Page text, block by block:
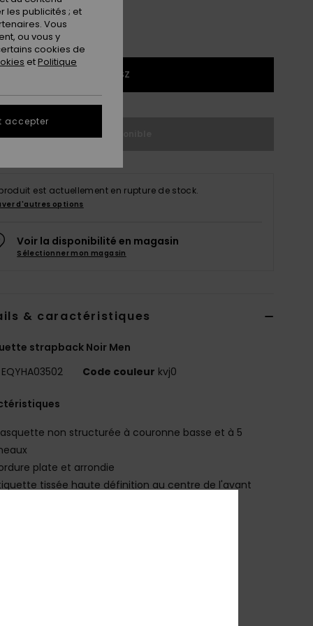
1SZ
est actuellement en rupture de stock.
d'autres options
Voir la disponibilité en magasin
Sélectionner mon magasin
& caractéristiques
strapback Noir Men
EQYHA03502 Code couleur kvj0
non structurée à couronne basse et à 5
plate et arrondie
tissée haute définition au centre de l'avant
les publicités ; et
Vous
ou vous y
cookies de
etPolitique
accepter